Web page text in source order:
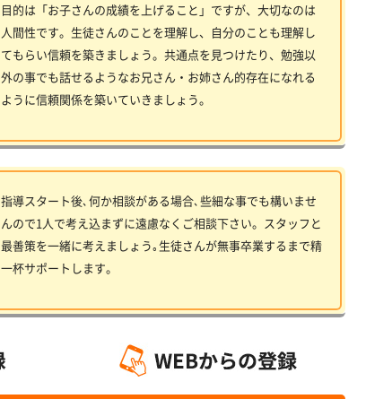
目的は「お子さんの成績を上げること」ですが、大切なのは
人間性です。生徒さんのことを理解し、自分のことも理解し
てもらい信頼を築きましょう。共通点を見つけたり、勉強以
外の事でも話せるようなお兄さん・お姉さん的存在になれる
ように信頼関係を築いていきましょう。
指導スタート後､何か相談がある場合､些細な事でも構いませ
んので1人で考え込まずに遠慮なくご相談下さい。スタッフと
最善策を一緒に考えましょう｡生徒さんが無事卒業するまで精
一杯サポートします。